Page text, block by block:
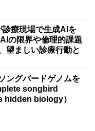
診療現場で生成AIを
の限界や倫理的課題
望ましい診療行動と
ングバードゲノムを
songbird
hidden biology）